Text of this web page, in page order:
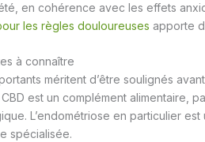
en cohérence avec les effets
les règles douloureuses apporte
à connaître
méritent d’être soulignés
est un complément alimentaire,
L’endométriose en particulier
spécialisée.